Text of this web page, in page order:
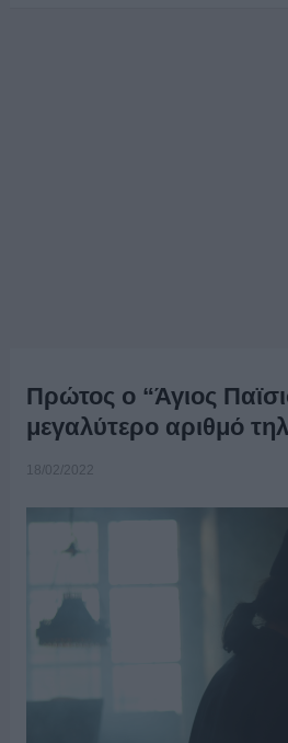
Πρώτος ο “Άγιος
μεγαλύτερο αριθμό
18/02/2022